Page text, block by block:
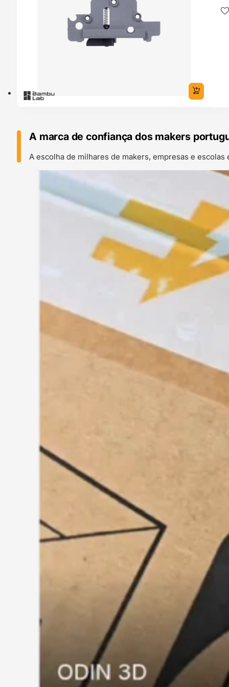
A marca de confiança dos makers
A escolha de milhares de makers, empresas e escolas